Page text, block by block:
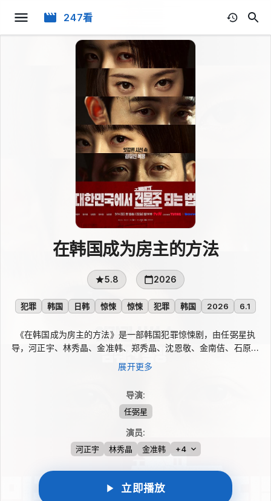
247看
在韩国成为房主的方法
5.8 2026
犯罪 韩国 日韩 惊悚 惊悚 犯罪 韩国 2026 6.1
《在韩国成为房主的方法》是一部韩国犯罪惊悚剧，由任弼星执
导，河正宇、林秀晶、金准韩、郑秀晶、沈恩敬、金南佶、石原崇
雅出演。故事围绕一名背负沉重债务、艰难维持生计的房主展开。
为了守住对他而言比生命更重要的家人和建筑，他被迫卷入犯罪漩
展开更多
导演:
任弼星
演员:
河正宇 林秀晶 金准韩 +4
立即播放